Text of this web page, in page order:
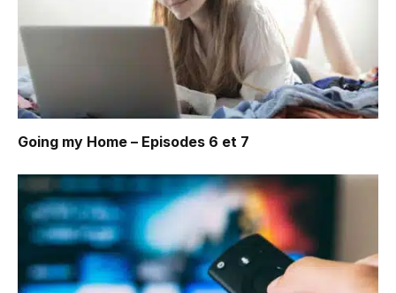
Going my Home – Episodes 6 et 7